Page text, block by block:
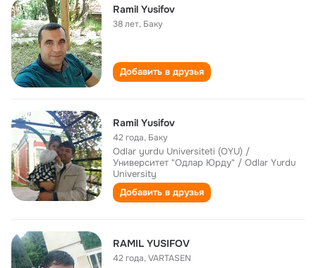
Ramil Yusifov
38 лет, Баку
Добавить в друзья
Ramil Yusifov
42 года, Баку
Odlar yurdu Universiteti (OYU) /
Университет "Одлар Юрду" / Odlar Yurdu
University
Добавить в друзья
RAMIL YUSIFOV
42 года,VARTASEN